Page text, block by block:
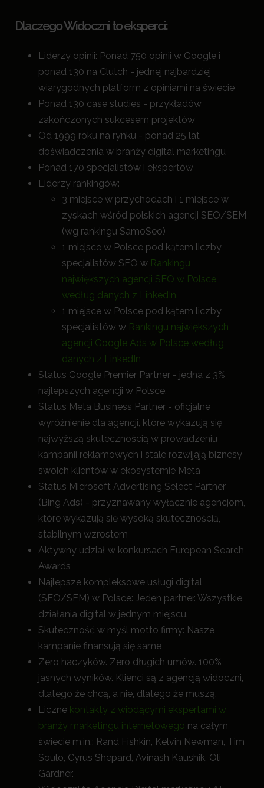
Dlaczego Widoczni to eksperci:
Liderzy opinii: Ponad 750 opinii w Google i
ponad 130 na Clutch - jednej najbardziej
wiarygodnych platform z opiniami na świecie
Ponad 130 case studies - przykładów
zakończonych sukcesem projektów
Od 1999 roku na rynku - ponad 25 lat
doświadczenia w branży digital marketingu
Ponad 170 specjalistów i ekspertów
Liderzy rankingów:
3 miejsce w przychodach i 1 miejsce w
zyskach wśród polskich agencji SEO/SEM
(wg rankingu SamoSeo)
1 miejsce w Polsce pod kątem liczby
specjalistów SEO w Rankingu
największych agencji SEO w Polsce
według danych z LinkedIn
1 miejsce w Polsce pod kątem liczby
specjalistów w Rankingu największych
agencji Google Ads w Polsce według
danych z LinkedIn
Status Google Premier Partner - jedna z 3%
najlepszych agencji w Polsce.
Status Meta Business Partner - oficjalne
wyróżnienie dla agencji, które wykazują się
najwyższą skutecznością w prowadzeniu
kampanii reklamowych i stale rozwijają biznesy
swoich klientów w ekosystemie Meta
Status Microsoft Advertising Select Partner
(Bing Ads) - przyznawany wyłącznie agencjom,
które wykazują się wysoką skutecznością,
stabilnym wzrostem
Aktywny udział w konkursach European Search
Awards
Najlepsze kompleksowe usługi digital
(SEO/SEM) w Polsce: Jeden partner. Wszystkie
działania digital w jednym miejscu.
Skuteczność w myśl motto firmy: Nasze
kampanie finansują się same
Zero haczyków. Zero długich umów. 100%
jasnych wyników. Klienci są z agencją widoczni,
dlatego że chcą, a nie, dlatego że muszą.
Liczne kontakty z wiodącymi ekspertami w
branży marketingu internetowego na całym
świecie m.in.: Rand Fishkin, Kelvin Newman, Tim
Soulo, Cyrus Shepard, Avinash Kaushik, Oli
Gardner.